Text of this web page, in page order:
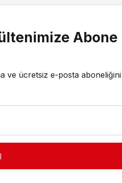
Abone
ve ücretsiz e-posta